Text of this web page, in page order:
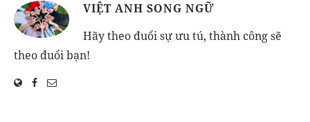
VIỆT ANH SONG NGỮ
Hãy theo đuổi sự ưu tú, thành công sẽ
theo đuổi bạn!